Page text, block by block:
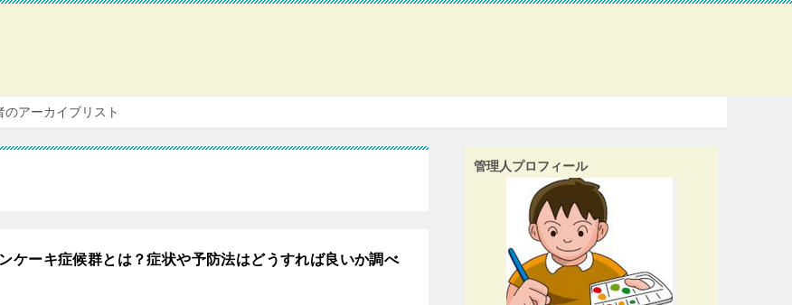
アーカイブリスト
ケーキ症候群とは？症状や予防法はどうすれば良いか調べ
管理人プロフィール